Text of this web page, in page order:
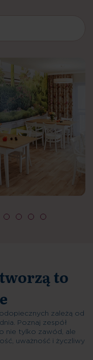
to
zależą od
Poznaj zespół
nie tylko zawód, ale
uważność i życzliwy